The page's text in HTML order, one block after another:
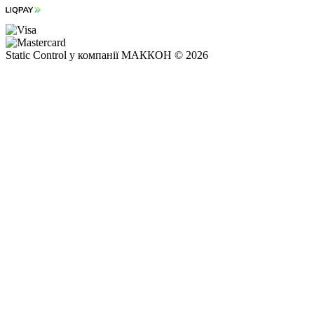
Static Control у компанії МАККОН © 2026